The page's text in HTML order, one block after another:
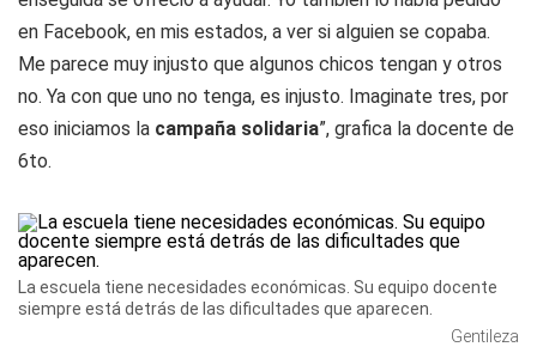
en Facebook, en mis estados, a ver si alguien se copaba.
Me parece muy injusto que algunos chicos tengan y otros
no. Ya con que uno no tenga, es injusto. Imaginate tres, por
eso iniciamos la campaña solidaria”, grafica la docente de
6to.
La escuela tiene necesidades económicas. Su equipo docente
siempre está detrás de las dificultades que aparecen.
Gentileza